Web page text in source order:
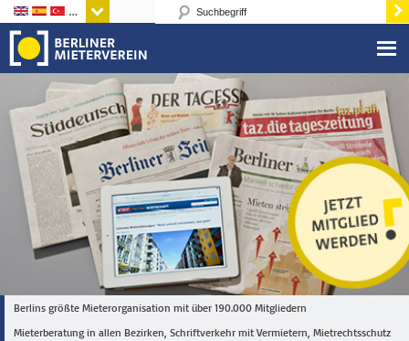
Sprachen
Berlins größte Mieterorganisation mit über 190.000 Mitgliedern
Mieterberatung in allen Bezirken, Schriftverkehr mit Vermietern, Mietrechtsschutz